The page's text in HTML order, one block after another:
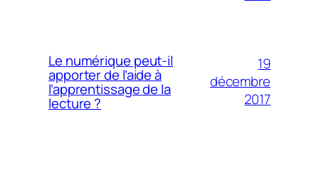
Le numérique peut-il
apporter de l’aide à
l’apprentissage de la
lecture ?
19
décembre
2017